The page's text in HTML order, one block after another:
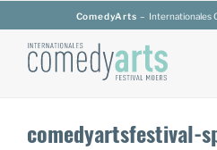
Inhalt
springen
ComedyArts – Internationales
comedyartsfestival-